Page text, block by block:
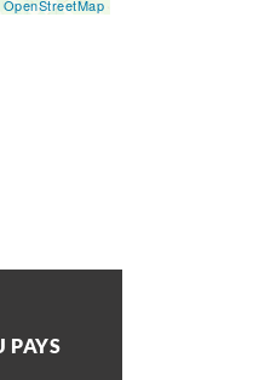
OpenStreetMap
PAYS